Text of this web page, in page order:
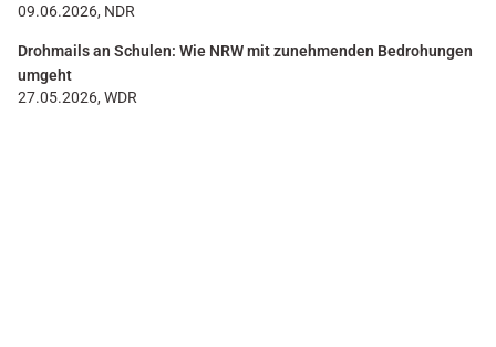
09.06.2026, NDR
Drohmails an Schulen: Wie NRW mit zunehmenden Bedrohungen
umgeht
27.05.2026, WDR